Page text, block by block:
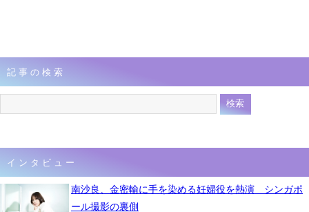
記事の検索
インタビュー
南沙良、金密輸に手を染める妊婦役を熱演 シンガポ
ール撮影の裏側